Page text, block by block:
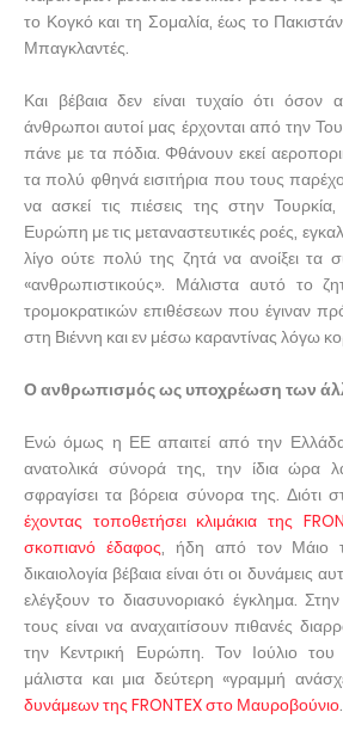
το Κογκό και τη Σομαλία, έως το
Μπαγκλαντές.
Και βέβαια δεν είναι τυχαίο ότι
άνθρωποι αυτοί μας έρχονται από την
πάνε με τα πόδια. Φθάνουν εκεί
τα πολύ φθηνά εισιτήρια που τους
να ασκεί τις πιέσεις της στην
Ευρώπη με τις μεταναστευτικές ροές,
λίγο ούτε πολύ της ζητά να ανοίξει τα
«ανθρωπιστικούς». Μάλιστα αυτό το
τρομοκρατικών επιθέσεων που έγιναν
στη Βιέννη και εν μέσω καραντίνας λόγω
Ο ανθρωπισμός ως υποχρέωση των
Ενώ όμως η ΕΕ απαιτεί από την
ανατολικά σύνορά της, την ίδια ώρα
σφραγίσει τα βόρεια σύνορα της. Διότι
έχοντας τοποθετήσει κλιμάκια της
σκοπιανό έδαφος, ήδη από τον Μάιο
δικαιολογία βέβαια είναι ότι οι δυνάμεις
ελέγξουν το διασυνοριακό έγκλημα.
τους είναι να αναχαιτίσουν πιθανές
την Κεντρική Ευρώπη. Τον Ιούλιο
μάλιστα και μια δεύτερη «γραμμή
δυνάμεων της FRONTEX στο Μαυροβούνιο.